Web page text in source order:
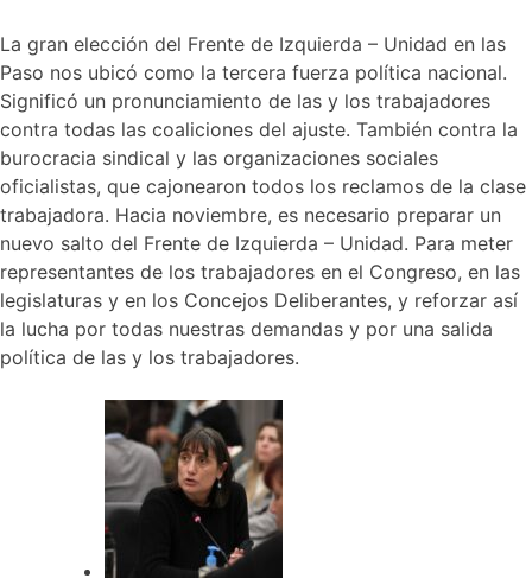
La gran elección del Frente de Izquierda – Unidad en las
Paso nos ubicó como la tercera fuerza política nacional.
Significó un pronunciamiento de las y los trabajadores
contra todas las coaliciones del ajuste. También contra la
burocracia sindical y las organizaciones sociales
oficialistas, que cajonearon todos los reclamos de la clase
trabajadora. Hacia noviembre, es necesario preparar un
nuevo salto del Frente de Izquierda – Unidad. Para meter
representantes de los trabajadores en el Congreso, en las
legislaturas y en los Concejos Deliberantes, y reforzar así
la lucha por todas nuestras demandas y por una salida
política de las y los trabajadores.